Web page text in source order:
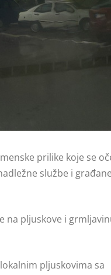
prilike koje se
službe i
plјuskove i
plјuskovima sa